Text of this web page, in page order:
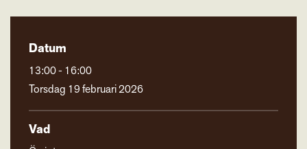
Datum
13:00 - 16:00
Torsdag 19 februari 2026
Vad